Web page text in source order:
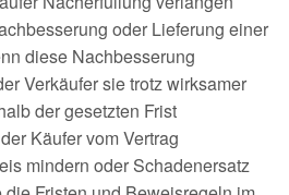
oder Lieferung einer
diese Nachbesserung
Verkäufer sie trotz wirksamer
der gesetzten Frist
Käufer vom Vertrag
mindern oder Schadenersatz